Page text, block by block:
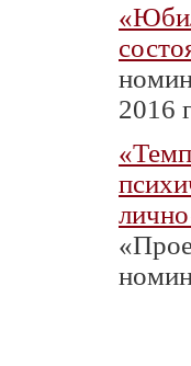
2016